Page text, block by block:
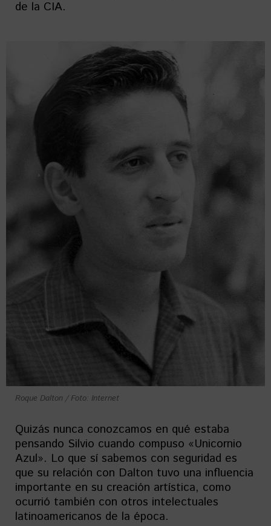
de la CIA.
Roque Dalton / Foto: Internet
Quizás nunca conozcamos en qué estaba
pensando Silvio cuando compuso «Unicornio
Azul». Lo que sí sabemos con seguridad es
que su relación con Dalton tuvo una influencia
importante en su creación artística, como
ocurrió también con otros intelectuales
latinoamericanos de la época.